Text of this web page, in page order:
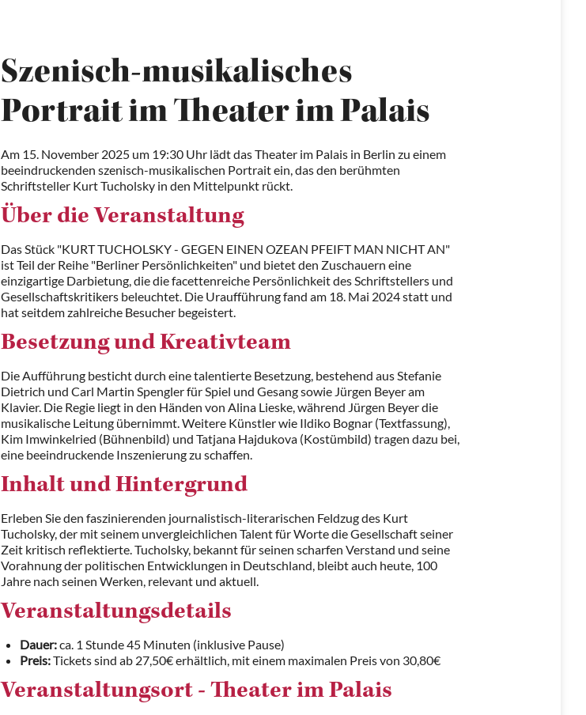
Szenisch-musikalisches
Portrait im Theater im Palais
Am 15. November 2025 um 19:30 Uhr lädt das Theater im Palais in Berlin zu einem
beeindruckenden szenisch-musikalischen Portrait ein, das den berühmten
Schriftsteller Kurt Tucholsky in den Mittelpunkt rückt.
Über die Veranstaltung
Das Stück "KURT TUCHOLSKY - GEGEN EINEN OZEAN PFEIFT MAN NICHT AN"
ist Teil der Reihe "Berliner Persönlichkeiten" und bietet den Zuschauern eine
einzigartige Darbietung, die die facettenreiche Persönlichkeit des Schriftstellers und
Gesellschaftskritikers beleuchtet. Die Uraufführung fand am 18. Mai 2024 statt und
hat seitdem zahlreiche Besucher begeistert.
Besetzung und Kreativteam
Die Aufführung besticht durch eine talentierte Besetzung, bestehend aus Stefanie
Dietrich und Carl Martin Spengler für Spiel und Gesang sowie Jürgen Beyer am
Klavier. Die Regie liegt in den Händen von Alina Lieske, während Jürgen Beyer die
musikalische Leitung übernimmt. Weitere Künstler wie Ildiko Bognar (Textfassung),
Kim Imwinkelried (Bühnenbild) und Tatjana Hajdukova (Kostümbild) tragen dazu bei,
eine beeindruckende Inszenierung zu schaffen.
Inhalt und Hintergrund
Erleben Sie den faszinierenden journalistisch-literarischen Feldzug des Kurt
Tucholsky, der mit seinem unvergleichlichen Talent für Worte die Gesellschaft seiner
Zeit kritisch reflektierte. Tucholsky, bekannt für seinen scharfen Verstand und seine
Vorahnung der politischen Entwicklungen in Deutschland, bleibt auch heute, 100
Jahre nach seinen Werken, relevant und aktuell.
Veranstaltungsdetails
Dauer:ca. 1 Stunde 45 Minuten (inklusive Pause)
Preis:Tickets sind ab 27,50€ erhältlich, mit einem maximalen Preis von 30,80€
Veranstaltungsort - Theater im Palais